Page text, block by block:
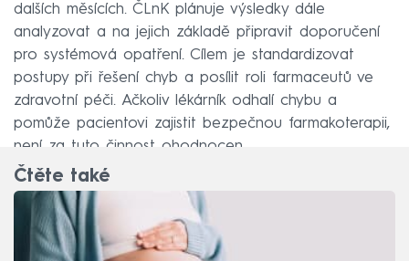
dalších měsících. ČLnK plánuje výsledky dále
analyzovat a na jejich základě připravit doporučení
pro systémová opatření. Cílem je standardizovat
postupy při řešení chyb a posílit roli farmaceutů ve
zdravotní péči. Ačkoliv lékárník odhalí chybu a
pomůže pacientovi zajistit bezpečnou farmakoterapii,
není za tuto činnost ohodnocen.
Čtěte také